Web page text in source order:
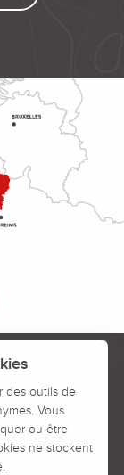
légales
des outils de
Vous
ou être
ne stockent